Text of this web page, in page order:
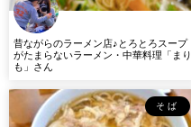
昔ながらのラーメン店♪とろとろスープ
がたまらないラーメン・中華料理「まり
も」さん
そば